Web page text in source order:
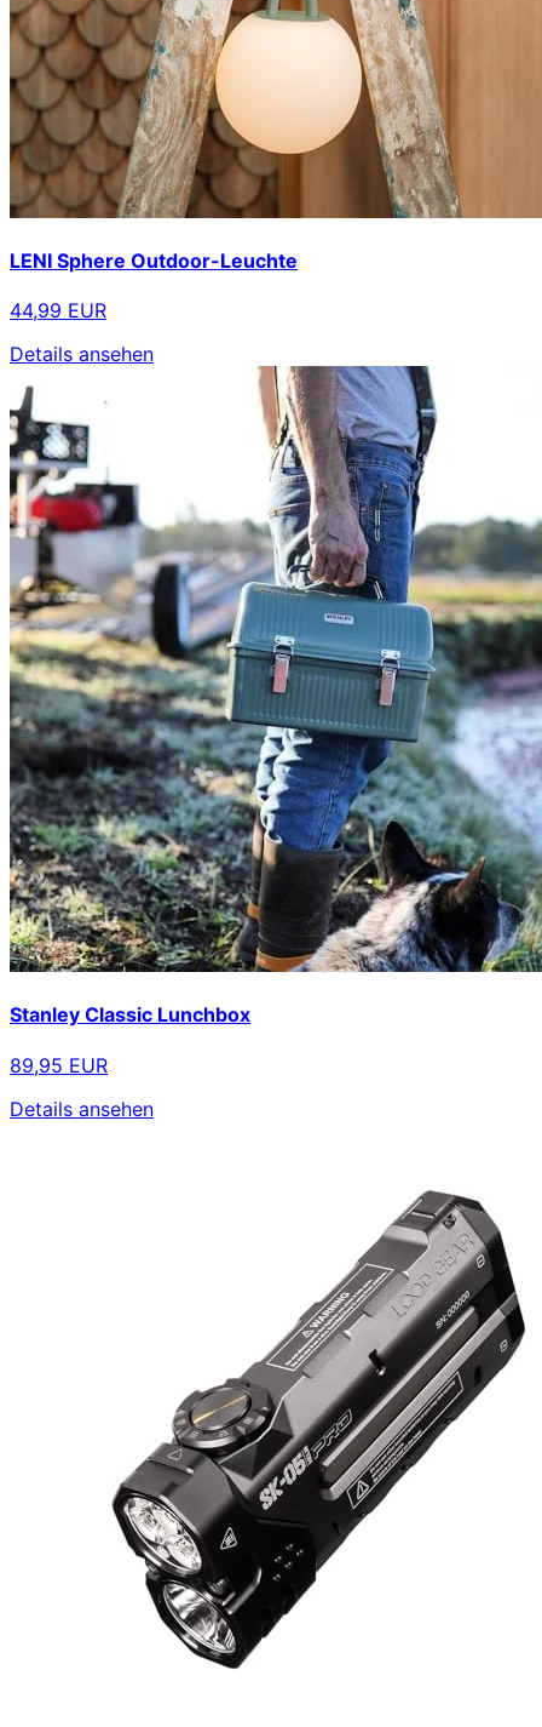
LENI Sphere Outdoor-Leuchte
44,99 EUR
Details ansehen
Stanley Classic Lunchbox
89,95 EUR
Details ansehen